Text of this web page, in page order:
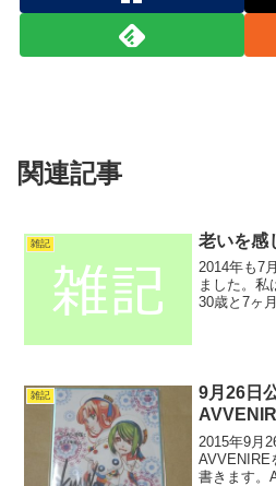
関連記事
雑記 老いを感
2014年も7
ました。私
30歳と7ヶ
雑記
9月26日
2015年9月
AVVENIRE
書きます。